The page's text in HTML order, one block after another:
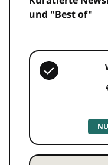
und "Best of"